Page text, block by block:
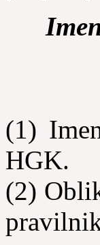
(1)
HGK.
(2)